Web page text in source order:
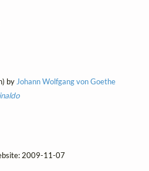
byJohann Wolfgang von Goethe
2009-11-07